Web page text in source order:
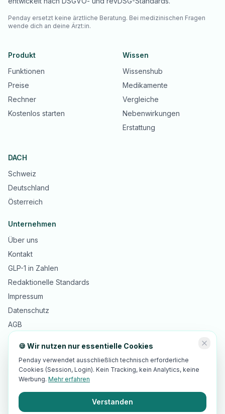
Penday ersetzt keine ärztliche Beratung. Bei medizinischen Fragen
wende dich an deine Ärzt:in.
Produkt
Funktionen
Preise
Rechner
Kostenlos starten
Wissen
Wissenshub
Medikamente
Vergleiche
Nebenwirkungen
Erstattung
DACH
Schweiz
Deutschland
Österreich
Unternehmen
Über uns
Kontakt
GLP-1 in Zahlen
Redaktionelle Standards
Impressum
Datenschutz
AGB
2026Innopulse Consulting GmbH · Gotthardstrasse 30, 6300 Zug,
Schweiz · Penday ist eine beim IGE eingetragene Marke
Standards
🍪 Wir nutzen nur essentielle Cookies
Penday verwendet ausschließlich technisch erforderliche
Cookies (Session, Login). Kein Tracking, kein Analytics, keine
Werbung. Mehr erfahren
Verstanden